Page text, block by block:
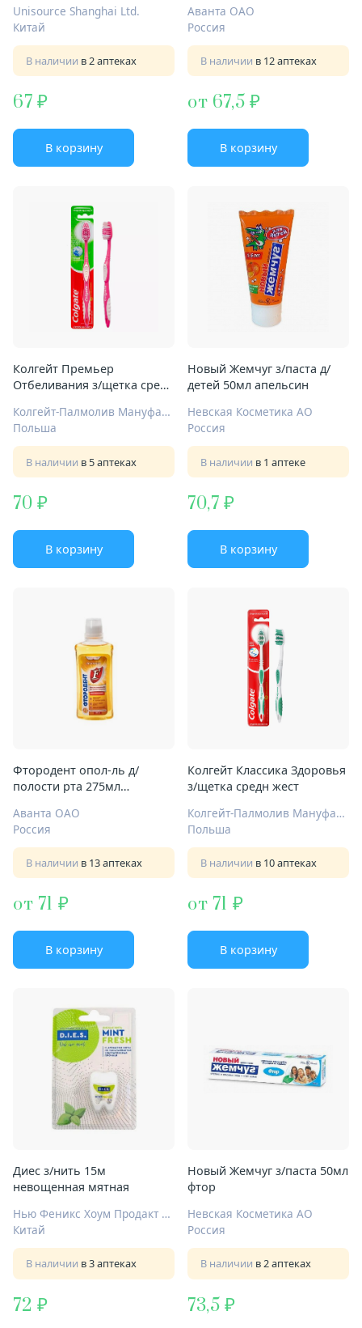
Unisource Shanghai Ltd.
Китай
В наличии в 2 аптеках
67
В корзину
Аванта ОАО
Россия
В наличии в 12 аптеках
от 67,5
В корзину
Колгейт Премьер
Отбеливания з/щетка средн
Колгейт-Палмолив Мануфактуринг
Польша
В наличии в 5 аптеках
70
В корзину
Новый Жемчуг з/паста д/
детей 50мл апельсин
Невская Косметика АО
Россия
В наличии в 1 аптеке
70,7
В корзину
Фтородент опол-ль д/
полости рта 275мл
Аванта ОАО
Россия
В наличии в 13 аптеках
от 71
В корзину
Колгейт Классика Здоровья
з/щетка средн жест
Колгейт-Палмолив Мануфактуринг
Польша
В наличии в 10 аптеках
от 71
В корзину
Диес з/нить 15м
невощенная мятная
Нью Феникс Хоум Продакт Маньюфэктори Ко Лтд
Китай
В наличии в 3 аптеках
72
Новый Жемчуг з/паста 50мл
фтор
Невская Косметика АО
Россия
В наличии в 2 аптеках
73,5